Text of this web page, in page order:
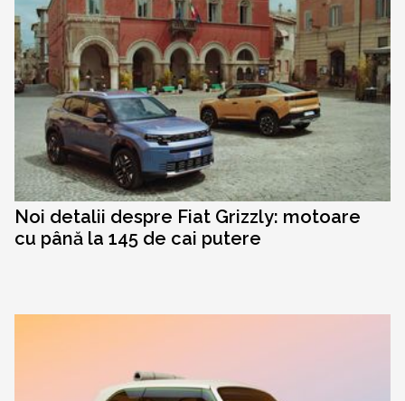
Noi detalii despre Fiat Grizzly: motoare
cu până la 145 de cai putere